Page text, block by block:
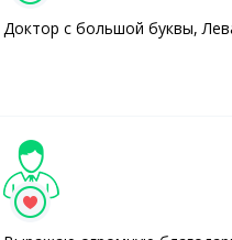
Доктор с большой буквы,